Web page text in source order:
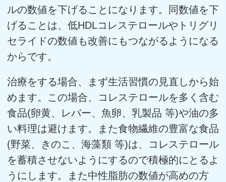
ルの数値を下げることになります。同数値を下
げることは、低HDLコレステロールやトリグリ
セライドの数値も改善にもつながるようになる
からです。
治療をする場合、まず生活習慣の見直しから始
めます。この場合、コレステロールを多く含む
食品(卵黄、レバー、魚卵、乳製品 等)や油の多
い料理は避けます。また食物繊維の豊富な食品
(野菜、きのこ、海藻類 等)は、コレステロール
を蓄積させないようにするので積極的にとるよ
うにします。また中性脂肪の数値が高めの方